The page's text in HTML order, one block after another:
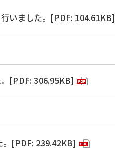
いました。[PDF: 104.61KB]
。[PDF: 306.95KB]
。[PDF: 239.42KB]